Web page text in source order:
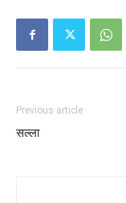
Previous article
सल्ला